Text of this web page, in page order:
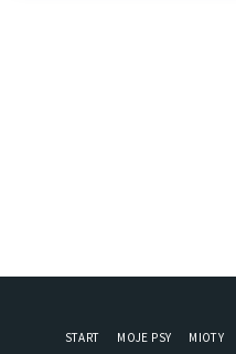
START MOJE PSY MIOTY